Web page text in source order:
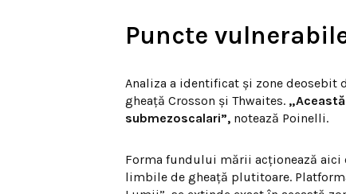
Puncte
Analiza a identificat și zone deosebit
gheață Crosson și Thwaites.
submezoscalari”, notează Poinelli.
Forma fundului mării acționează
limbile de gheață plutitoare.